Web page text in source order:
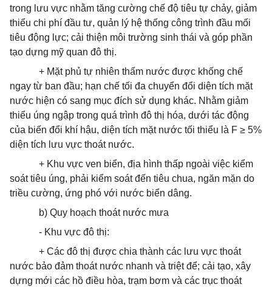
trong lưu vực nhằm tăng cường chế độ tiêu tự chảy, giảm
thiểu chi phí đầu tư, quản lý hệ thống công trình đầu mối
tiêu động lực; cải thiện môi trường sinh thái và góp phần
tạo dựng mỹ quan đô thị.
+ Mặt phủ tự nhiên thấm nước được khống chế
ngay từ ban đầu; hạn chế tối đa chuyển đổi diện tích mặt
nước hiện có sang mục đích sử dụng khác. Nhằm giảm
thiểu úng ngập trong quá trình đô thị hóa, dưới tác động
của biến đổi khí hậu, diện tích mặt nước tối thiểu là F ≥ 5%
diện tích lưu vực thoátnước.
+ Khu vực ven biển, địa hình thấp ngoài việc kiểm
soát tiêu úng, phải kiểm soát đến tiêu chua, ngăn mặn do
triều cường, ứng phó với nước biển dâng.
b) Quy hoạch thoátnước mưa
- Khu vực đô thị:
+ Các đô thị được chia thành các lưu vực thoát
nước bảo đảm thoátnước nhanh và triệt để; cải tạo, xây
dựng mới các hồ điều hòa, trạm bơm và các trục thoát